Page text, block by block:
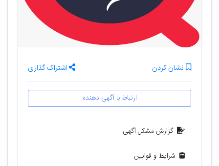
نشان کردن اشتراک گذاری
ارتباط با آگهی دهنده
گزارش مشکل آگهی
شرایط و قوانین